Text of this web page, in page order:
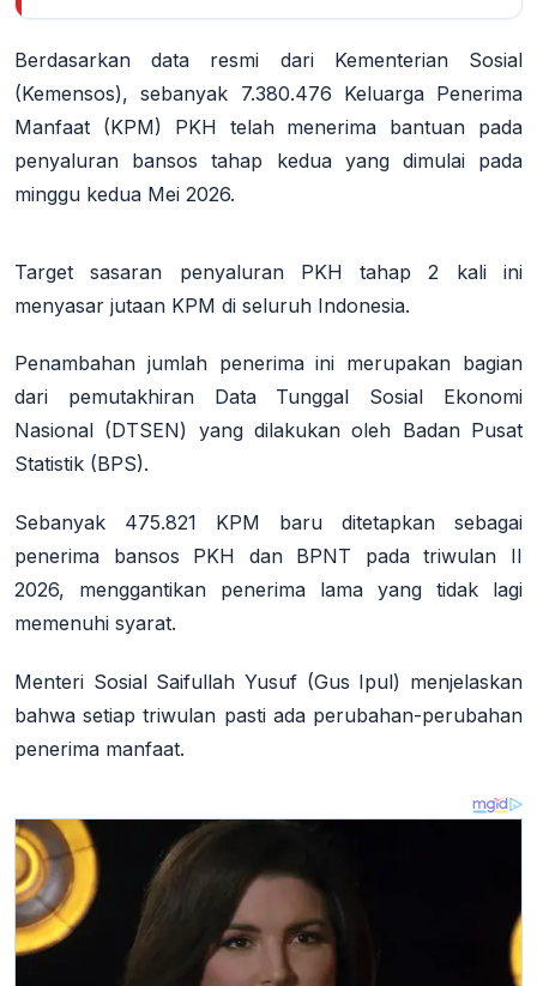
Berdasarkan data resmi dari Kementerian Sosial
(Kemensos), sebanyak 7.380.476 Keluarga Penerima
Manfaat (KPM) PKH telah menerima bantuan pada
penyaluran bansos tahap kedua yang dimulai pada
minggu kedua Mei 2026.
Target sasaran penyaluran PKH tahap 2 kali ini
menyasar jutaan KPM di seluruh Indonesia.
Penambahan jumlah penerima ini merupakan bagian
dari pemutakhiran Data Tunggal Sosial Ekonomi
Nasional (DTSEN) yang dilakukan oleh Badan Pusat
Statistik (BPS).
Sebanyak 475.821 KPM baru ditetapkan sebagai
penerima bansos PKH dan BPNT pada triwulan II
2026, menggantikan penerima lama yang tidak lagi
memenuhi syarat.
Menteri Sosial Saifullah Yusuf (Gus Ipul) menjelaskan
bahwa setiap triwulan pasti ada perubahan-perubahan
penerima manfaat.